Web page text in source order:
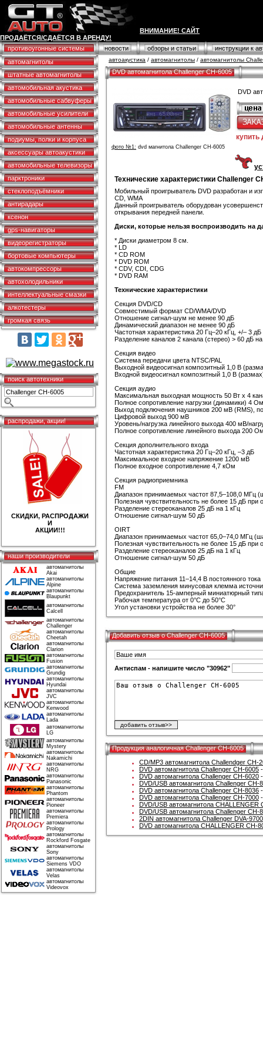
ВНИМАНИЕ! САЙТ
ПРОДАЁТСЯ/СДАЁТСЯ В АРЕНДУ!
противоугонные системы
новости обзоры и статьи
инструкции к
автомагнитолы
штатные автомагнитолы
автомобильная акустика
автомобильные сабвуферы
автомобильные усилители
автомобильные антенны
подиумы, полки и корпуса
аксессуары автоакустики
автомобильные телевизоры
парктроники
стеклоподъёмники
антирадары
ксенон
gps-навигаторы
видеорегистраторы
бортовые компьютеры
автокомпрессоры
автохолодильники
интеллектуальные смазки
алкотестеры
громкая связь
поиск автотехники
распродажи, акции!
СКИДКИ, РАСПРОДАЖИ
И
АКЦИИ!!!
наши производители
автомагнитолы
Akai
автомагнитолы
Alpine
автомагнитолы
Blaupunkt
автомагнитолы
Calcell
автомагнитолы
Challenger
автомагнитолы
Cheetah
автомагнитолы
Clarion
автомагнитолы
Fusion
автомагнитолы
Grundig
автомагнитолы
Hyundai
автомагнитолы
JVC
автомагнитолы
Kenwood
автомагнитолы
Lada
автомагнитолы
LG
автомагнитолы
Mystery
автомагнитолы
Nakamichi
автомагнитолы
NRG
автомагнитолы
Panasonic
автомагнитолы
Phantom
автомагнитолы
Pioneer
автомагнитолы
Premiera
автомагнитолы
Prology
автомагнитолы
Rockford Fosgate
автомагнитолы
Sony
автомагнитолы
Siemens VDO
автомагнитолы
Velas
автомагнитолы
Videovox
автоакустика / автомагнитолы / автомагнитолы
DVD автомагнитола Challenger CH-6005
фото №1: dvd магнитола Challenger CH-6005
DVD
купить
Технические характеристики Challenger
Мобильный проигрыватель DVD разработан и
CD, WMA
Данный проигрыватель оборудован
открывания передней панели.
Диски, которые нельзя воспроизводить на
* Диски диаметром 8 см.
* LD
* CD ROM
* DVD ROM
* CDV, CDI, CDG
* DVD RAM
Технические характеристики
Секция DVD/CD
Совместимый формат CD/WMA/DVD
Отношение сигнал-шум не менее 90 дБ
Динамический диапазон не менее 90 дБ
Частотная характеристика 20 Гц–20 кГц, +/– 3 дБ
Разделение каналов 2 канала (стерео) > 60 дБ
Секция видео
Система передачи цвета NTSC/PAL
Выходной видеосигнал композитный 1,0 В
Входной видеосигнал композитный 1,0 В
Секция аудио
Максимальная выходная мощность 50 Вт х 4
Полное сопротивление нагрузки (динамики) 4 Ом
Выход подключения наушников 200 мВ (RMS),
Цифровой выход 900 мВ
Уровень/нагрузка линейного выхода 400 мВ/
Полное сопротивление линейного выхода 200
Секция дополнительного входа
Частотная характеристика 20 Гц–20 кГц, –3 дБ
Максимальное входное напряжение 1200 мВ
Полное входное сопротивление 4,7 кОм
Секция радиоприемника
FM
Диапазон принимаемых частот 87,5–108,0 МГц
Полезная чувствительность не более 15 дБ
Разделение стереоканалов 25 дБ на 1 кГц
Отношение сигнал-шум 50 дБ
OIRT
Диапазон принимаемых частот 65,0–74,0 МГц
Полезная чувствительность не более 15 дБ
Разделение стереоканалов 25 дБ на 1 кГц
Отношение сигнал-шум 50 дБ
Общие
Напряжение питания 11–14,4 В постоянного тока
Система заземления минусовая клемма
Предохранитель 15-амперный миниатюрный
Рабочая температура от 0°C до 50°C
Угол установки устройства не более 30°
Добавить отзыв о Challenger CH-6005
Антиспам - напишите число "30962"
Продукция аналогичная Challenger CH-6005
CD/MP3 автомагнитола Challendger CH-
DVD автомагнитола Challenger CH-6005
DVD автомагнитола Challenger CH-6020
DVD/USB автомагнитола Challenger CH-
DVD автомагнитола Challenger CH-8036
DVD автомагнитола Challenger CH-7000
DVD/USB автомагнитола CHALLENGER
DVD/USB автомагнитола Challenger CH-
2DIN автомагнитола Challenger DVA-9700
DVD автомагнитола CHALLENGER CH-